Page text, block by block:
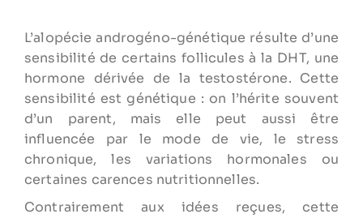
L’alopécie androgéno-génétique résulte d’une
sensibilité de certains follicules à la DHT, une
hormone dérivée de la testostérone. Cette
sensibilité est génétique : on l’hérite souvent
d’un parent, mais elle peut aussi être
influencée par le mode de vie, le stress
chronique, les variations hormonales ou
certaines carences nutritionnelles.
Contrairement aux idées reçues, cette